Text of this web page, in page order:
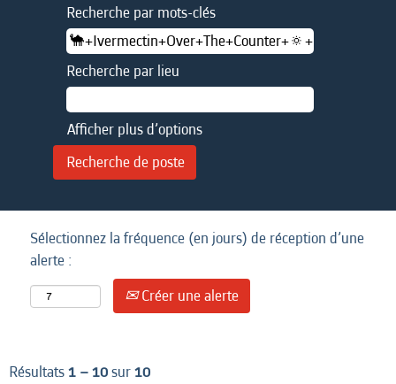
Recherche par mots-clés
Recherche par lieu
Afficher plus d’options
Sélectionnez la fréquence (en jours) de réception d’une
alerte :
Créer une alerte
Résultats1 – 10sur10